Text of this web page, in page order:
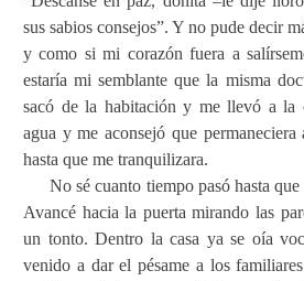
sus sabios consejos”. Y no pude decir
y como si mi corazón fuera a
estaría mi semblante que la misma
sacó de la habitación y me llevó a la
agua y me aconsejó que
hasta que me tranquilizara.
No sé cuanto tiempo pasó hasta
Avancé hacia la puerta mirando las
un tonto. Dentro la casa ya se oía
venido a dar el pésame a los